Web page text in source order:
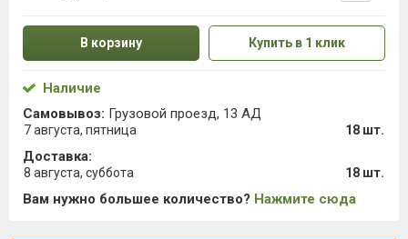
В корзину Купить в 1 клик
Наличие
Самовывоз: Грузовой проезд, 13 АД
7 августа, пятница 18 шт.
Доставка:
8 августа, суббота 18 шт.
Вам нужно большее количество? Нажмите сюда